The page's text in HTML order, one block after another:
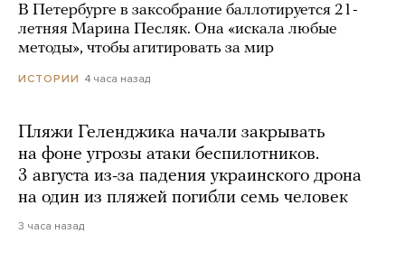
В Петербурге в заксобрание баллотируется 21-
летняя Марина Песляк. Она «искала любые
методы», чтобы агитировать за мир
ИСТОРИИ 4 часа назад
Пляжи Геленджика начали закрывать
на фоне угрозы атаки беспилотников.
3 августа из-за падения украинского дрона
на один из пляжей погибли семь человек
3 часа назад